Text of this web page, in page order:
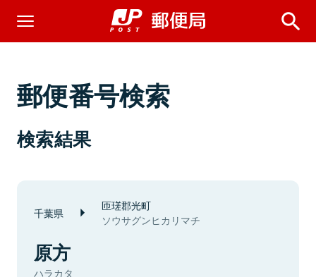
郵便番号検索
検索結果
千葉県 匝瑳郡光町
ソウサグンヒカリマチ
原方
ハラカタ